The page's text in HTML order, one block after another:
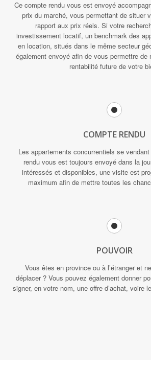
Ce compte rendu vous est envoyé
prix du marché, vous permettant de situer
rapport aux prix réels. Si votre
investissement locatif, un benchmark des
en location, situés dans le même secteur
également envoyé afin de vous permettre de
rentabilité future de votre
COMPTE RENDU
Les appartements concurrentiels se
rendu vous est toujours envoyé dans la
intéressés et disponibles, une visite est
maximum afin de mettre toutes les
POUVOIR
Vous êtes en province ou à l’étranger et
déplacer ? Vous pouvez également donner
signer, en votre nom, une offre d’achat, voire